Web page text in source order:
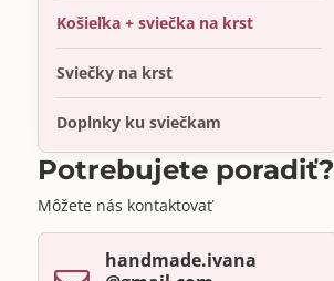
Košieľka + sviečka na krst
Sviečky na krst
Doplnky ku sviečkam
Potrebujete poradiť?
Môžete nás kontaktovať
handmade​.ivana ​